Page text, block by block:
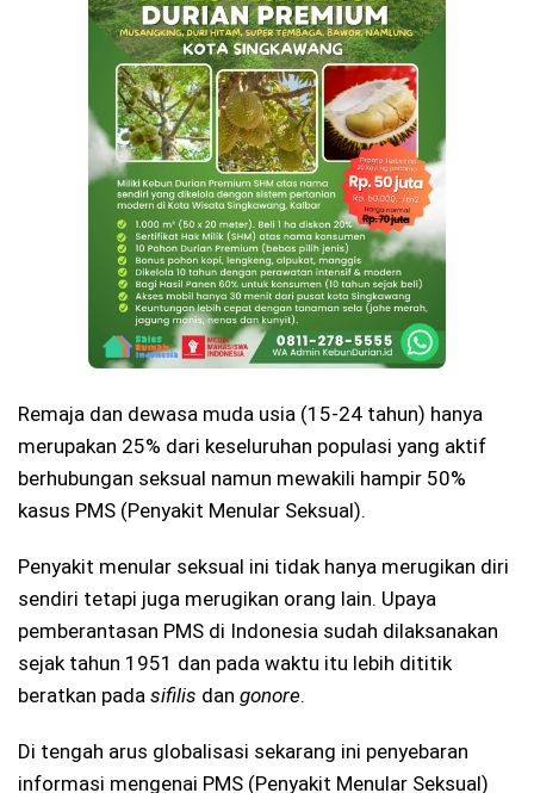
Remaja dan dewasa muda usia (15-24 tahun) hanya
merupakan 25% dari keseluruhan populasi yang aktif
berhubungan seksual namun mewakili hampir 50%
kasus PMS (Penyakit Menular Seksual).
Penyakit menular seksual ini tidak hanya merugikan diri
sendiri tetapi juga merugikan orang lain. Upaya
pemberantasan PMS di Indonesia sudah dilaksanakan
sejak tahun 1951 dan pada waktu itu lebih dititik
beratkan pada sifilis dan gonore.
Di tengah arus globalisasi sekarang ini penyebaran
informasi mengenai PMS (Penyakit Menular Seksual)